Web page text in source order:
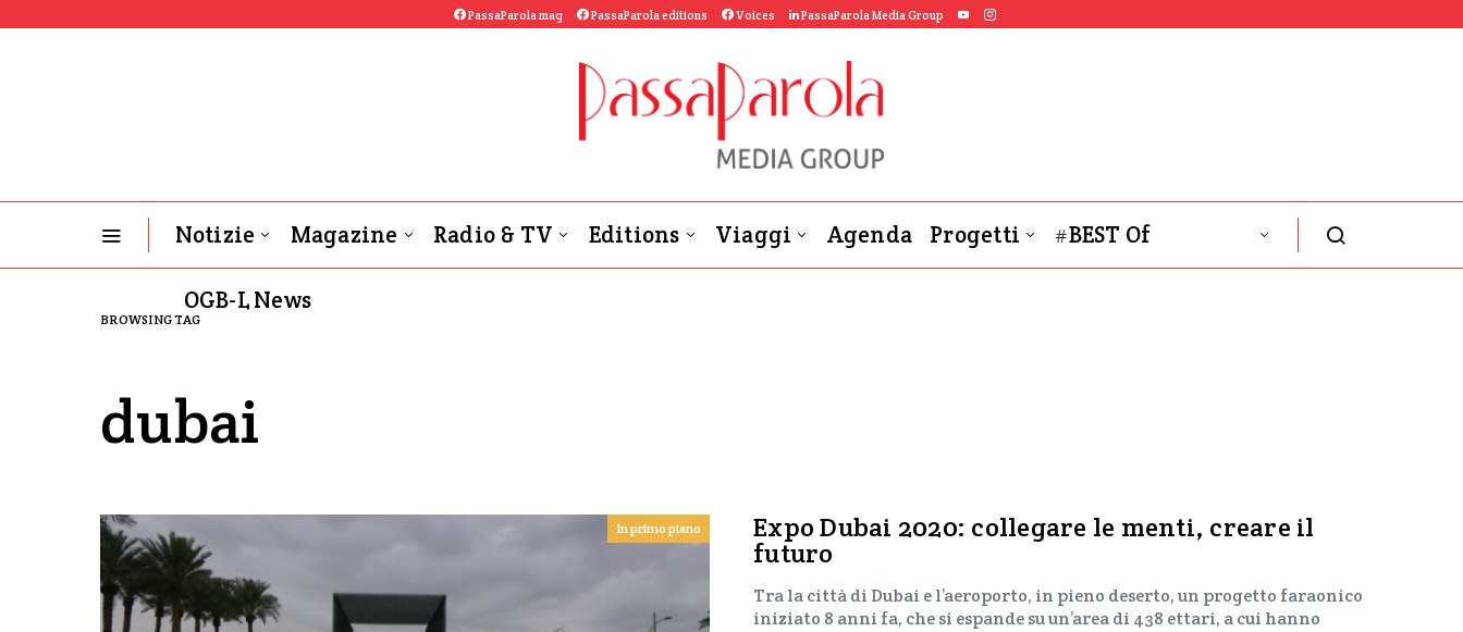
PassaParola mag PassaParola editions Voices PassaParola Media Group
Notizie Magazine Radio & TV Editions Viaggi Agenda Progetti #BEST Of
OGB-L News
BROWSING TAG
dubai
In primo piano Expo Dubai 2020: collegare le menti, creare il
futuro
Tra la città di Dubai e l’aeroporto, in pieno deserto, un progetto faraonico
iniziato 8 anni fa, che si espande su un’area di 438 ettari, a cui hanno